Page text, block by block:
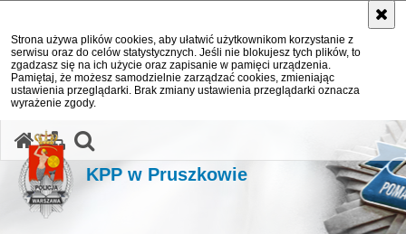
Strona używa plików cookies, aby ułatwić użytkownikom korzystanie z
serwisu oraz do celów statystycznych. Jeśli nie blokujesz tych plików, to
zgadzasz się na ich użycie oraz zapisanie w pamięci urządzenia.
Pamiętaj, że możesz samodzielnie zarządzać cookies, zmieniając
ustawienia przeglądarki. Brak zmiany ustawienia przeglądarki oznacza
wyrażenie zgody.
KPP w Pruszkowie